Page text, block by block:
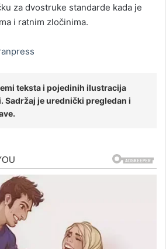
za dvostruke standarde kada je
i ratnim zločinima.
teksta i pojedinih ilustracija
Sadržaj je urednički pregledan i